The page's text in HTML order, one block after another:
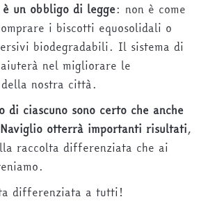
un obbligo di legge: non è come
i biscotti equosolidali o
biodegradabili. Il sistema di
aiuterà nel migliorare le
nostra città.
di ciascuno sono certo che anche
Naviglio otterrà importanti risultati,
raccolta differenziata che ai
differenziata a tutti!